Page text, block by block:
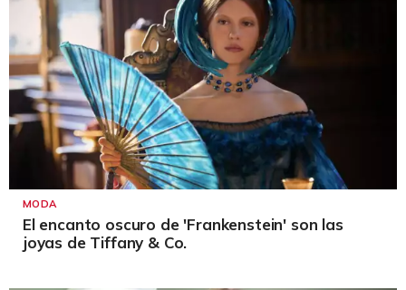
MODA
El encanto oscuro de 'Frankenstein' son las
joyas de Tiffany & Co.